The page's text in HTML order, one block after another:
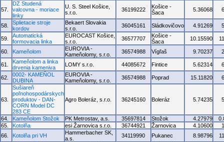
57.
DZ Studená
valcovna - moriace
linky
U. S. Steel Košice,
s.r.o.
36199222
Košice -
Šaca
5.36068
58.
Splietacie stroje
kordov
Bekaert Slovakia
s.r.o.
36045161 Sládkovičovo 4.91269
59.
Automatická
formovacia linka
EUROCAST Košice,
s.r.o.
36577707
Košice -
Šaca
10.15590
60. Kameňolom
EUROVIA -
Kameňolomy, s.r.o.
36574988 Vígľaš 9.70237
61.
Kameňolom a linka
drvenia kameniva
LOMY s.r.o. 44085672 Fintice 5.62314
62.
0002- KAMEŇOL
DUBINA
EUROVIA -
Kameňolomy, s.r.o.
36574988 Poprad 15.11820
63.
Sušiareň
poľnohospodárskych
produktov - DAN-
CORN Model DC
283 CE
Agro Boleráz, s.r.o. 36245160 Boleráz 5.74235
64. Kameňolom Stožok PK Metrostav, a.s. 35697814 Stožok 4.27979
65.
Kotolňa esi Žarnovica s.r.o. 36744921 Žarnovica 4.10600
66.
Kotolňa pri VH
Hammerbacher SK,
a.s.
34119990 Pukanec 8.98796